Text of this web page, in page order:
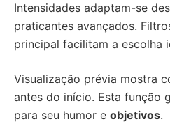
Intensidades adaptam-se
praticantes avançados.
principal facilitam a escolha
Visualização prévia mostra
antes do início. Esta função
para seu humor e objetivos.